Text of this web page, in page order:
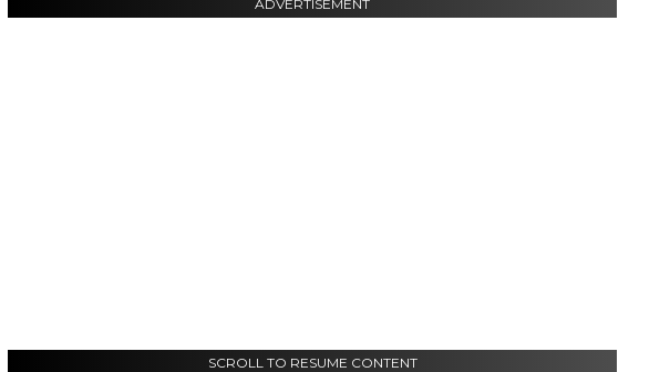
ADVERTISEMENT
SCROLL TO RESUME CONTENT